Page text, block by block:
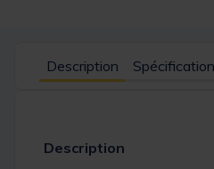
Description
Description